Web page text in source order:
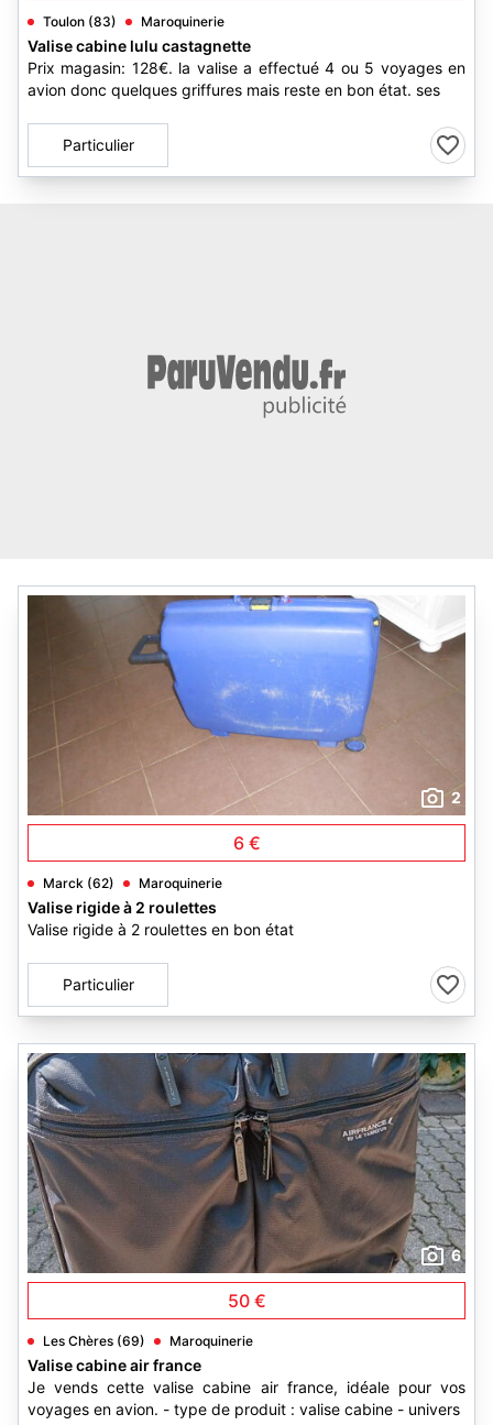
Toulon (83) Maroquinerie
Valise cabine lulu castagnette
Prix magasin: 128€. la valise a effectué 4 ou 5 voyages en
avion donc quelques griffures mais reste en bon état. ses
Particulier
2
6 €
Marck (62) Maroquinerie
Valise rigide à 2 roulettes
Valise rigide à 2 roulettes en bon état
Particulier
6
50 €
Les Chères (69) Maroquinerie
Valise cabine air france
Je vends cette valise cabine air france, idéale pour vos
voyages en avion. - type de produit : valise cabine - univers